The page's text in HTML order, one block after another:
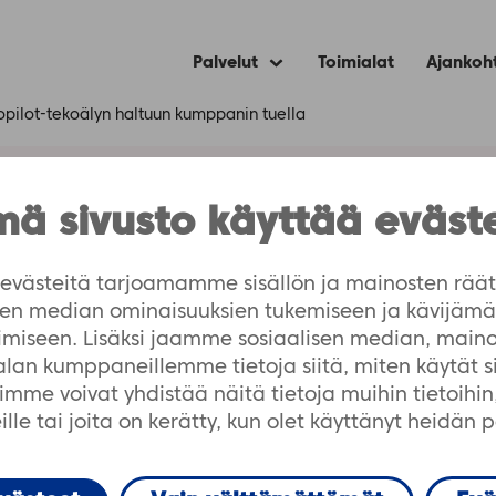
sivusto käyttää
tarjoamamme sisällön ja mainosten
median ominaisuuksien tukemiseen ja
Lisäksi jaamme sosiaalisen median,
kumppaneillemme tietoja siitä, miten käytät
voivat yhdistää näitä tietoja muihin
tai joita on kerätty, kun olet käyttänyt heidän
Palvelut
Expand
menu
Toimialat
tekoälyn haltuun kumppanin tuella
tekoälyn